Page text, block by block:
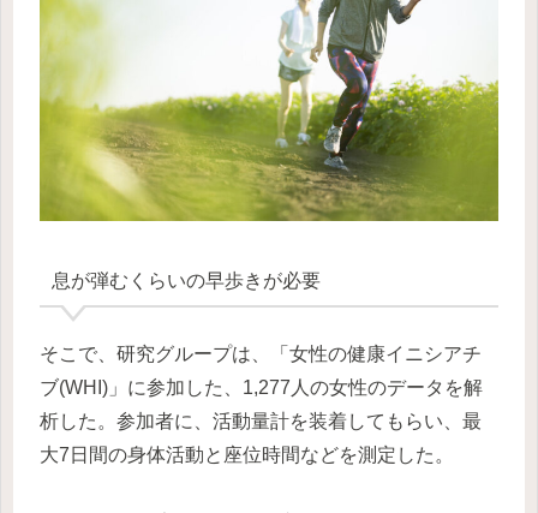
息が弾むくらいの早歩きが必要
そこで、研究グループは、「女性の健康イニシアチ
ブ(WHI)」に参加した、1,277人の女性のデータを解
析した。参加者に、活動量計を装着してもらい、最
大7日間の身体活動と座位時間などを測定した。